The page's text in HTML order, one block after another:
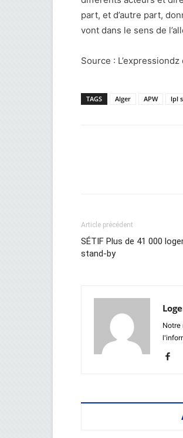
part, et d’autre part,
vont dans le sens de
Source : L’expressiondz
TAGS Alger APW lpl
Article précédent
SÉTIF Plus de 41 000
stand-by
Notre